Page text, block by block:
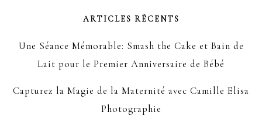
ARTICLES RÉCENTS
Une Séance Mémorable: Smash the Cake et Bain de
Lait pour le Premier Anniversaire de Bébé
Capturez la Magie de la Maternité avec Camille Elisa
Photographie